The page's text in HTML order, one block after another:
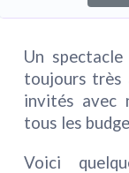
Un
toujours très
invités avec
tous les
Voici